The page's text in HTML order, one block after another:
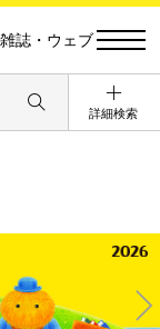
誌・ウェブ
詳細検索